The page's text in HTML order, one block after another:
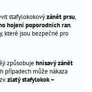
stafylokokovýzánět prsu
hojení poporodních ran
které jsou bezpečné pro
způsobuje hnisavý zánět
případech může nákaza
zlatý stafylokok –